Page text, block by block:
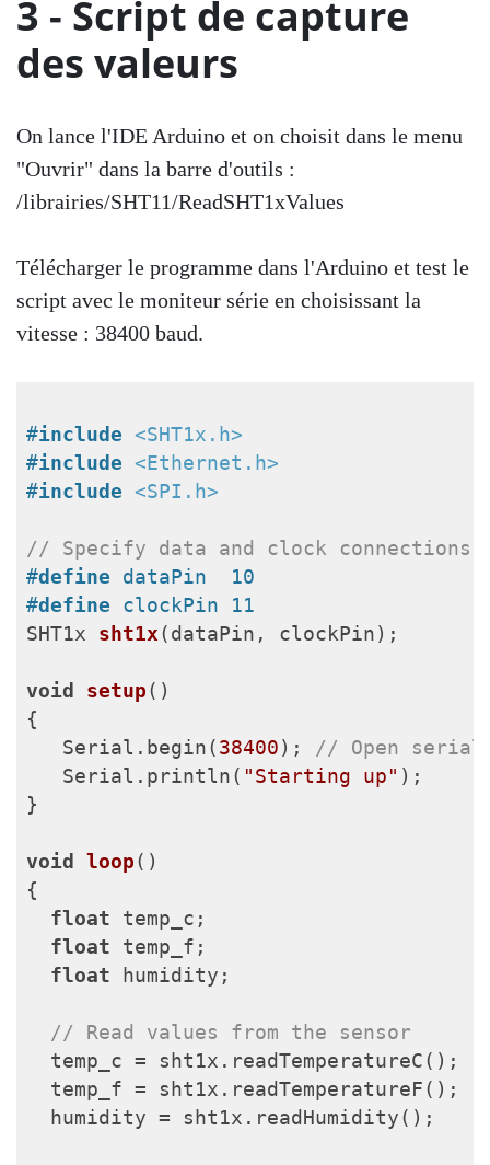
3 - Script de capture
des valeurs
On lance l'IDE Arduino et on choisit dans le menu
"Ouvrir" dans la barre d'outils :
/librairies/SHT11/ReadSHT1xValues
Télécharger le programme dans l'Arduino et test le
script avec le moniteur série en choisissant la
vitesse : 38400 baud.
#include <SHT1x.h>
#include <Ethernet.h>
#include <SPI.h>
// Specify data and clock connections
#define dataPin  10
#define clockPin 11
SHT1x sht1x (dataPin, clockPin) ;
void setup ()
{
   Serial.begin(
38400 );
// Open
   Serial.println(
"Starting up" );
}
void loop ()
{
float temp_c;
float temp_f;
float humidity;
// Read values from the sensor
  temp_c = sht1x.readTemperatureC();
  temp_f = sht1x.readTemperatureF();
  humidity = sht1x.readHumidity();